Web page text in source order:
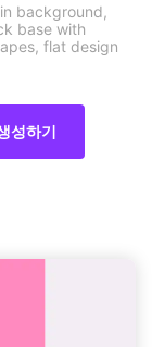
background,
base with
flat design
성하기